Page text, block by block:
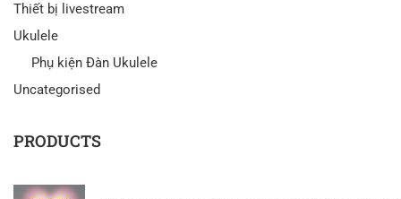
Thiết bị livestream
Ukulele
Phụ kiện Đàn Ukulele
Uncategorised
PRODUCTS